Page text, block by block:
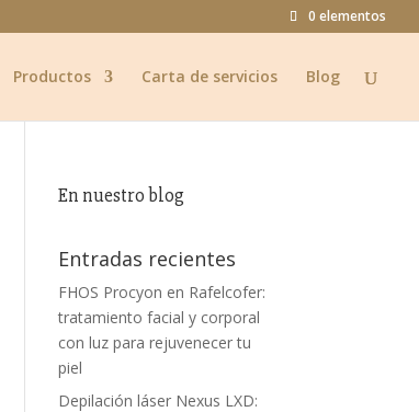
0 elementos
Productos Carta de servicios Blog
En nuestro blog
Entradas recientes
FHOS Procyon en Rafelcofer:
tratamiento facial y corporal
con luz para rejuvenecer tu
piel
Depilación láser Nexus LXD: